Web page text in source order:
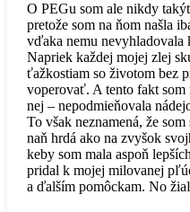
O PEGu som ale nikdy
pretože som na ňom našla
vďaka nemu nevyhladovala
Napriek každej mojej zlej
ťažkostiam so životom bez
voperovať. A tento fakt
nej – nepodmieňovala
To však neznamená, že
naň hrdá ako na zvyšok
keby som mala aspoň
pridal k mojej milovanej
a ďalším pomôckam. No